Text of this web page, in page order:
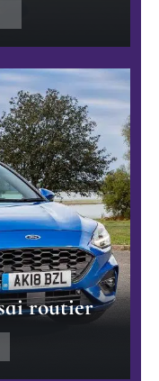
routier